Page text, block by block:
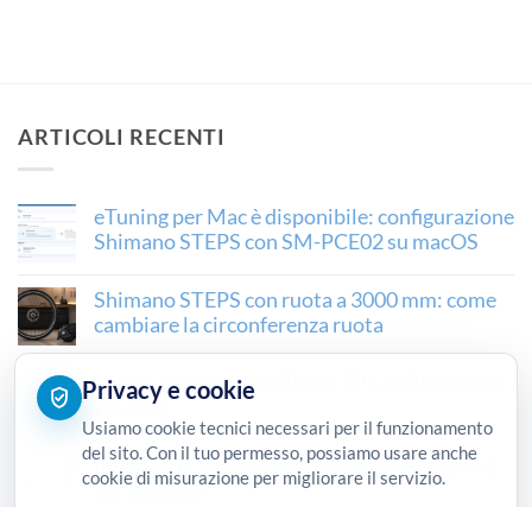
ARTICOLI RECENTI
eTuning per Mac è disponibile: configurazione
Shimano STEPS con SM-PCE02 su macOS
Shimano STEPS con ruota a 3000 mm: come
cambiare la circonferenza ruota
Sbloccare Shimano EP801, EP6 ed EP500 con
eTuning
Interfaccia Shimano SM-PCE02 per eTuning
per desktop
Privacy e cookie
Usiamo cookie tecnici necessari per il funzionamento
del sito. Con il tuo permesso, possiamo usare anche
cookie di misurazione per migliorare il servizio.